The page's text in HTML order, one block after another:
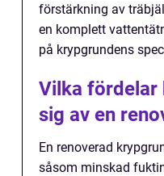
förstärkning av
en komplett
på krypgrundens
Vilka fördelar
sig av en
En renoverad
såsom minskad